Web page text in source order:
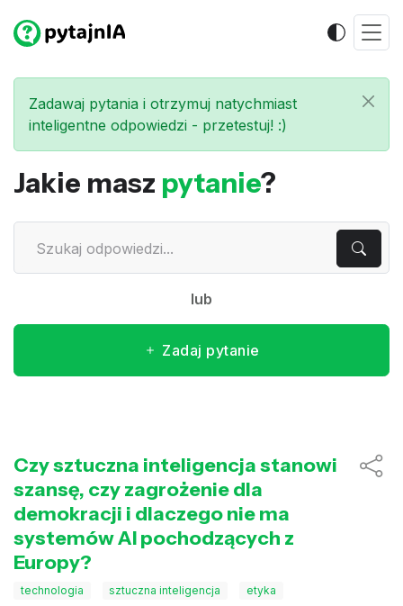
Zadawaj pytania i otrzymuj natychmiast
inteligentne odpowiedzi - przetestuj! :)
Jakie masz pytanie?
lub
Zadaj pytanie
Czy sztuczna inteligencja stanowi
szansę, czy zagrożenie dla
demokracji i dlaczego nie ma
systemów AI pochodzących z
Europy?
technologia sztuczna inteligencja etyka